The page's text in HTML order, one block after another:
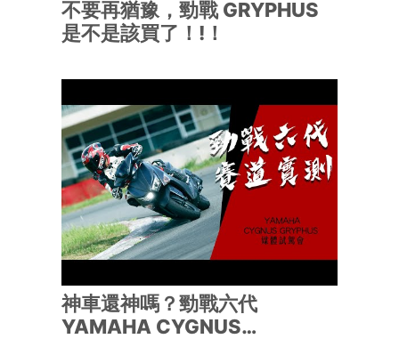
不要再猶豫，勁戰 GRYPHUS
是不是該買了！!！
神車還神嗎？勁戰六代
YAMAHA CYGNUS